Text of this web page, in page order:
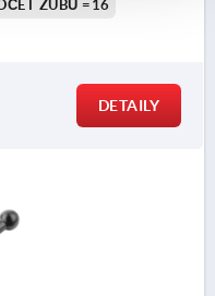
ZUBŮ =16
DETAILY